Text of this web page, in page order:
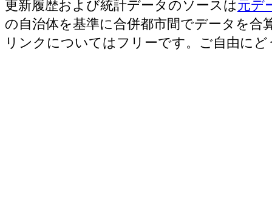
更新履歴および統計データのソースは元デ
の自治体を基準に合併都市間でデータを合
リンクについてはフリーです。ご自由にど